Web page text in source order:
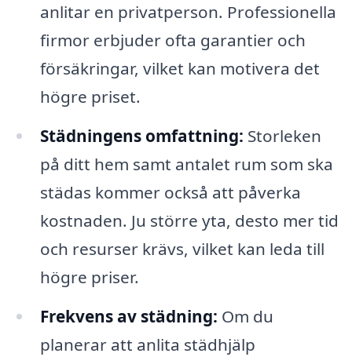
anlitar en privatperson. Professionella
firmor erbjuder ofta garantier och
försäkringar, vilket kan motivera det
högre priset.
Städningens omfattning: Storleken
på ditt hem samt antalet rum som ska
städas kommer också att påverka
kostnaden. Ju större yta, desto mer tid
och resurser krävs, vilket kan leda till
högre priser.
Frekvens av städning: Om du
planerar att anlita städhjälp